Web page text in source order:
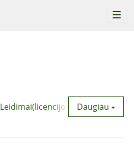
Leidimai(licencijos) Daugiau